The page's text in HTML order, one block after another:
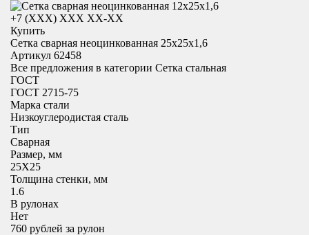
+7 (XXX) ХХХ ХХ-ХХ
Купить
Сетка сварная неоцинкованная 25х25х1,6
Артикул 62458
Все предложения в категории Сетка стальная
ГОСТ
ГОСТ 2715-75
Марка стали
Низкоуглеродистая сталь
Тип
Сварная
Размер, мм
25X25
Толщина стенки, мм
1.6
В рулонах
Нет
760 рублей за рулон